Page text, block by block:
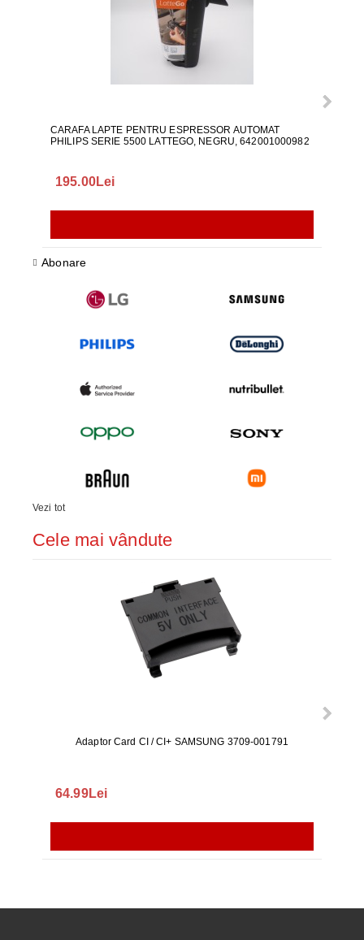
CARAFA LAPTE PENTRU ESPRESSOR AUTOMAT
PHILIPS SERIE 5500 LATTEGO, NEGRU, 642001000982
195.00Lei
Abonare
Vezi tot
Cele mai vândute
Adaptor Card CI / CI+ SAMSUNG 3709-001791
64.99Lei